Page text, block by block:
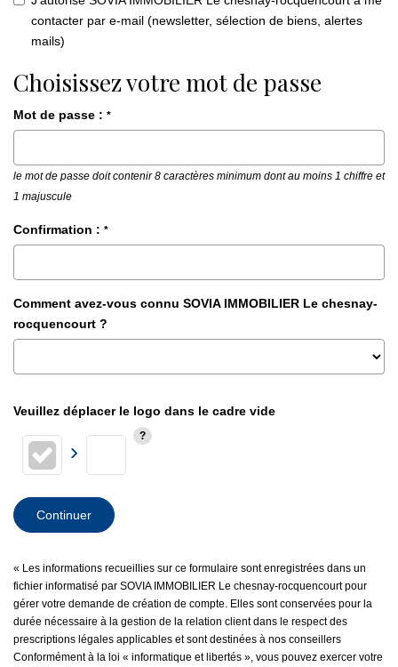
contacter par e-mail (newsletter, sélection de biens, alertes
mails)
Choisissez votre mot de passe
Mot de passe : *
le mot de passe doit contenir 8 caractères minimum dont au moins 1 chiffre et
1 majuscule
Confirmation : *
Comment avez-vous connu SOVIA IMMOBILIER Le chesnay-
rocquencourt ?
Veuillez déplacer le logo dans le cadre vide
Continuer
« Les informations recueillies sur ce formulaire sont enregistrées dans un
fichier informatisé par SOVIA IMMOBILIER Le chesnay-rocquencourt pour
gérer votre demande de création de compte. Elles sont conservées pour la
durée nécessaire à la gestion de la relation client dans le respect des
prescriptions légales applicables et sont destinées à nos conseillers
Conformément à la loi « informatique et libertés », vous pouvez exercer votre